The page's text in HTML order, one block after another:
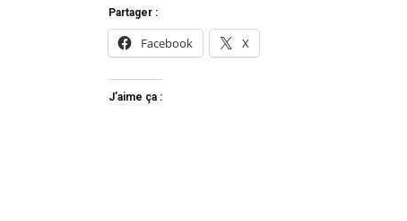
Partager :
Facebook X
J’aime ça :